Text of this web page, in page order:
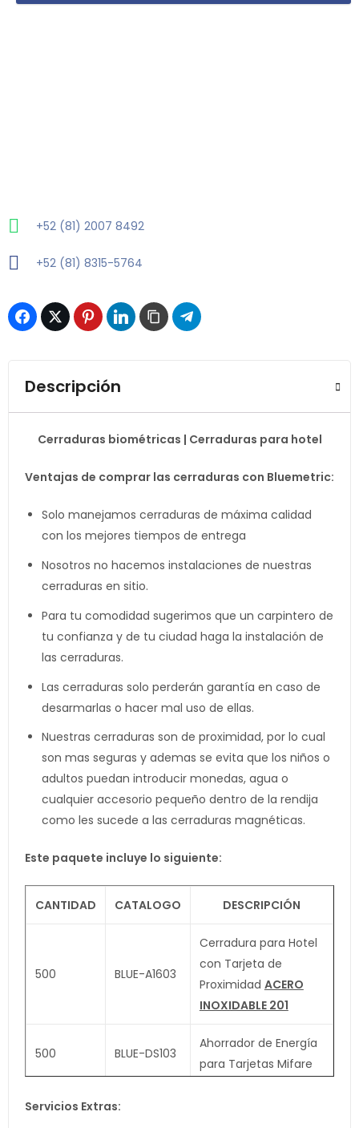
+52 (81) 2007 8492
+52 (81) 8315-5764
Descripción
Cerraduras biométricas | Cerraduras para hotel
Ventajas de comprar las cerraduras con Bluemetric:
Solo manejamos cerraduras de máxima calidad
con los mejores tiempos de entrega
Nosotros no hacemos instalaciones de nuestras
cerraduras en sitio.
Para tu comodidad sugerimos que un carpintero de
tu confianza y de tu ciudad haga la instalación de
las cerraduras.
Las cerraduras solo perderán garantía en caso de
desarmarlas o hacer mal uso de ellas.
Nuestras cerraduras son de proximidad, por lo cual
son mas seguras y ademas se evita que los niños o
adultos puedan introducir monedas, agua o
cualquier accesorio pequeño dentro de la rendija
como les sucede a las cerraduras magnéticas.
Este paquete incluye lo siguiente:
CANTIDAD CATALOGO DESCRIPCIÓN
500 BLUE-A1603
Cerradura para Hotel
con Tarjeta de
Proximidad ACERO
INOXIDABLE 201
500 BLUE-DS103
Ahorrador de Energía
para Tarjetas Mifare
2000 BLUE-DS105
Servicios Extras: